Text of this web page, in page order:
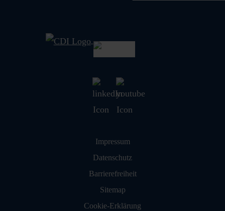
Navigation überspringen
Impressum
Datenschutz
Barrierefreiheit
Sitemap
Cookie-Erklärung